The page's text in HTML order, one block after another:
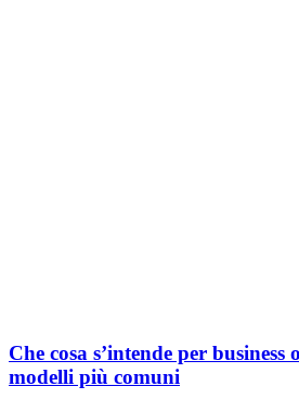
Che cosa s’intende per
modelli più comuni